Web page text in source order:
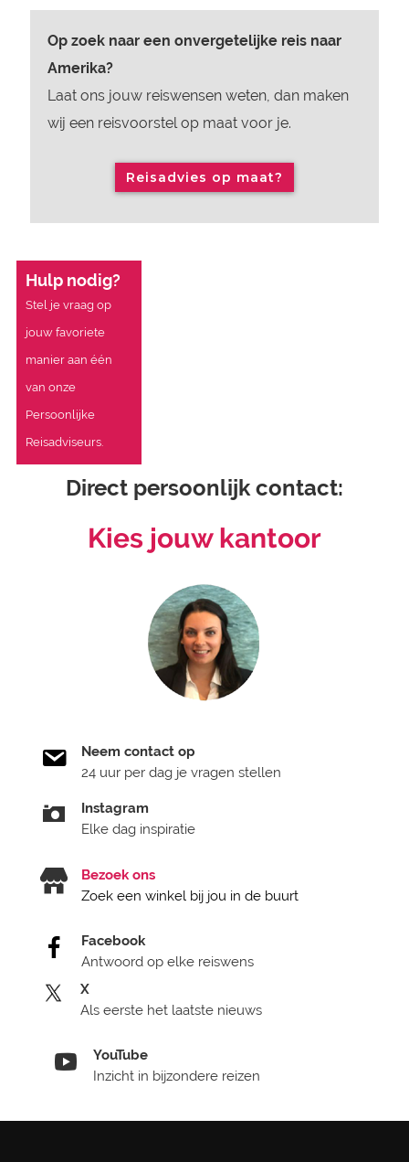
Op zoek naar een onvergetelijke reis naar
Amerika?
Laat ons jouw reiswensen weten, dan maken
wij een reisvoorstel op maat voor je.
Reisadvies op maat?
Hulp nodig?
Stel je vraag op
jouw favoriete
manier aan één
van onze
Persoonlijke
Reisadviseurs.
Direct persoonlijk contact:
Kies jouw kantoor
Neem contact op
24 uur per dag je vragen stellen
Instagram
Elke dag inspiratie
Bezoek ons
Zoek een winkel bij jou in de buurt
Facebook
Antwoord op elke reiswens
X
Als eerste het laatste nieuws
YouTube
Inzicht in bijzondere reizen